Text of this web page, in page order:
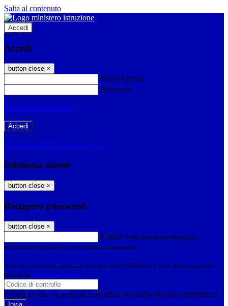
Salta al contenuto
Accedi
Accedi
button close ×
Nome Utente
Password
Password dimenticata?
-
Entra con SPID Entra con CIE
Seleziona utente
button close ×
Recupero password
button close ×
E-mail Verrà inviato un messaggio
all'indirizzo indicato con le istruzioni necessarie.
Non hai una e-mail associata al nome utente? Effettua il reset della password
tramite la Login Spaggiari
E-mail inviata, si prega di controllare la casella di posta elettronica!